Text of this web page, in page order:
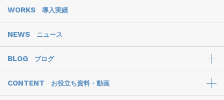
WORKS 導入実績
NEWS ニュース
BLOG ブログ
CONTENT お役立ち資料・動画